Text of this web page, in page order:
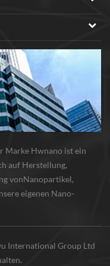
Marke Hwnano ist ein
auf Herstellung,
vonNanopartikel,
eigenen Nano-
International Group Ltd